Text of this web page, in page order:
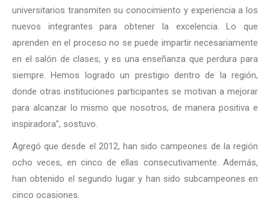
universitarios transmiten su conocimiento y experiencia a los
nuevos integrantes para obtener la excelencia. Lo que
aprenden en el proceso no se puede impartir necesariamente
en el salón de clases, y es una enseñanza que perdura para
siempre. Hemos logrado un prestigio dentro de la región,
donde otras instituciones participantes se motivan a mejorar
para alcanzar lo mismo que nosotros, de manera positiva e
inspiradora”, sostuvo.
Agregó que desde el 2012, han sido campeones de la región
ocho veces, en cinco de ellas consecutivamente. Además,
han obtenido el segundo lugar y han sido subcampeones en
cinco ocasiones.